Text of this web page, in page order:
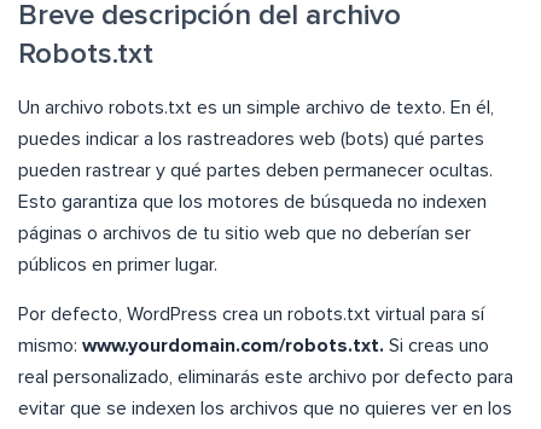
Breve descripción del archivo
Robots.txt
Un archivo robots.txt es un simple archivo de texto. En él,
puedes indicar a los rastreadores web (bots) qué partes
pueden rastrear y qué partes deben permanecer ocultas.
Esto garantiza que los motores de búsqueda no indexen
páginas o archivos de tu sitio web que no deberían ser
públicos en primer lugar.
Por defecto, WordPress crea un robots.txt virtual para sí
mismo: www.yourdomain.com/robots.txt. Si creas uno
real personalizado, eliminarás este archivo por defecto para
evitar que se indexen los archivos que no quieres ver en los